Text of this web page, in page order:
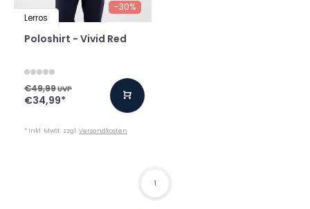
-30%
Lerros
Poloshirt - Vivid Red
€49,99UVP
€34,99*
* Inkl. MwSt. zzgl.Versandkosten
1